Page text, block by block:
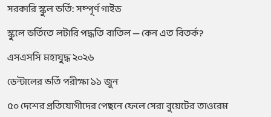
সরকারি স্কুল ভর্তি: সম্পূর্ণ গাইড
স্কুলে ভর্তিতে লটারি পদ্ধতি বাতিল — কেন এত বিতর্ক?
এসএসসি মহাযুদ্ধ ২০২৬
ডেন্টালের ভর্তি পরীক্ষা ১১ জুন
৫০ দেশের প্রতিযোগীদের পেছনে ফেলে সেরা বুয়েটের তাওরেম